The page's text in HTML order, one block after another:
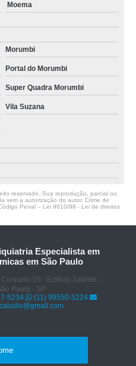
Moema
Morumbi
Portal do Morumbi
Super Quadra Morumbi
Vila Suzana
reservado. Sua reprodução, parcial ou
sem a autorização do autor. Crime de
Penal – Lei 9610/98 - Lei de direitos
Especialista em
em São Paulo
55 - Edifício Satélite -
Paulo - SP
5234
(11) 99550-5224